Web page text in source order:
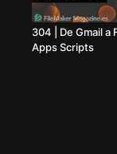
304 | De Gmail a
Apps Scripts